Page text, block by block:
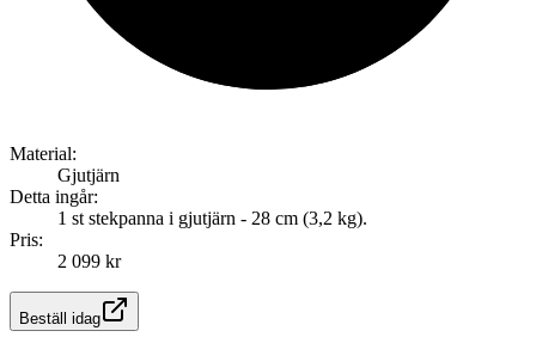
Material:
Gjutjärn
Detta ingår:
1 st stekpanna i gjutjärn - 28 cm (3,2 kg).
Pris:
2 099 kr
Beställ idag